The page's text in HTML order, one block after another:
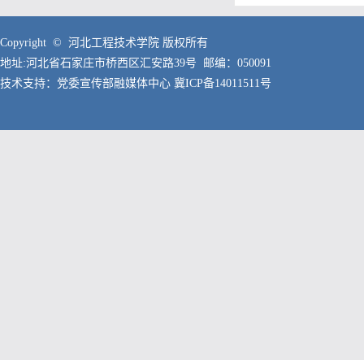
Copyright © 河北工程技术学院 版权所有
地址:河北省石家庄市桥西区汇安路39号 邮编：050091
技术支持：党委宣传部融媒体中心 冀ICP备14011511号